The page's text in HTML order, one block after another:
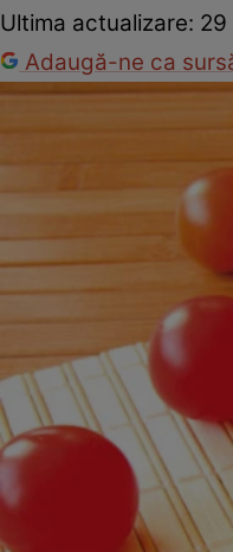
Ultima actualizare: 29
Adaugă-ne ca